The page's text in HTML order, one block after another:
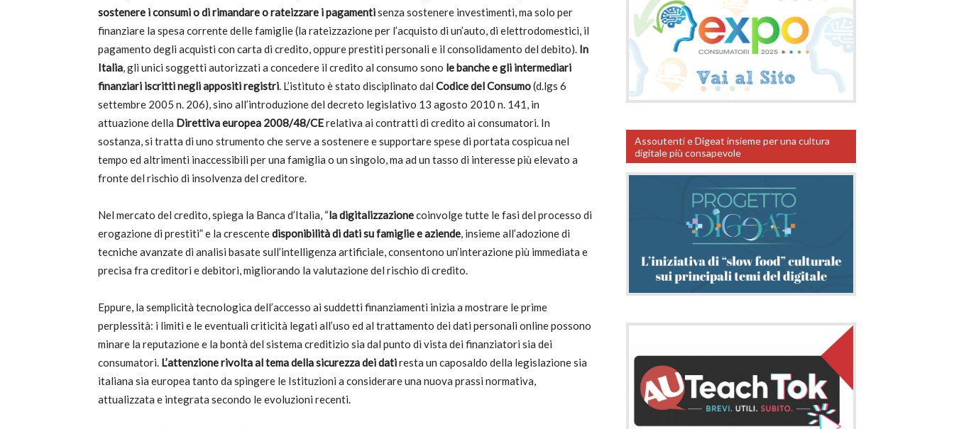
sostenere i consumi o di rimandare o rateizzare i pagamentisenza sostenere investimenti, ma solo per
finanziare la spesa corrente delle famiglie (la rateizzazione per l’acquisto di un’auto, di elettrodomestici, il
pagamento degli acquisti con carta di credito, oppure prestiti personali e il consolidamento del debito). In
Italia, gli unici soggetti autorizzati a concedere il credito al consumo sono le banche e gli intermediari
finanziari iscritti negli appositi registri. L’istituto è stato disciplinato dal Codice del Consumo(d.lgs 6
settembre 2005 n. 206), sino all’introduzione del decreto legislativo 13 agosto 2010 n. 141, in
attuazione della Direttiva europea 2008/48/CErelativa ai contratti di credito ai consumatori. In
sostanza, si tratta di uno strumento che serve a sostenere e supportare spese di portata cospicua nel
tempo ed altrimenti inaccessibili per una famiglia o un singolo, ma ad un tasso di interesse più elevato a
fronte del rischio di insolvenza del creditore.
Nel mercato del credito, spiega la Banca d’Italia, “la digitalizzazionecoinvolge tutte le fasi del processo di
erogazione di prestiti” e la crescentedisponibilità di dati su famiglie e aziende, insieme all’adozione di
tecniche avanzate di analisi basate sull’intelligenza artificiale, consentono un’interazione più immediata e
precisa fra creditori e debitori, migliorando la valutazione del rischio di credito.
Eppure, la semplicità tecnologica dell’accesso ai suddetti finanziamenti inizia a mostrare le prime
perplessità: i limiti e le eventuali criticità legati all’uso ed al trattamento dei dati personali online possono
minare la reputazione e la bontà del sistema creditizio sia dal punto di vista dei finanziatori sia dei
consumatori. L’attenzione rivolta al tema della sicurezza dei datiresta un caposaldo della legislazione sia
italiana sia europea tanto da spingere le Istituzioni a considerare una nuova prassi normativa,
attualizzata e integrata secondo le evoluzioni recenti.
Assoutenti e Digeat insieme per una cultura
digitale più consapevole